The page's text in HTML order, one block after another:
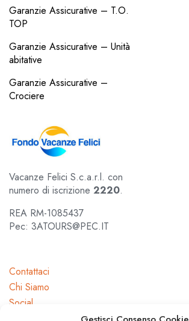
Garanzie Assicurative – T.O.
TOP
Garanzie Assicurative – Unità
abitative
Garanzie Assicurative –
Crociere
Vacanze Felici S.c.a.r.l. con
numero di iscrizione 2220.
REA RM-1085437
Pec: 3ATOURS@PEC.IT
Contattaci
Chi Siamo
Social